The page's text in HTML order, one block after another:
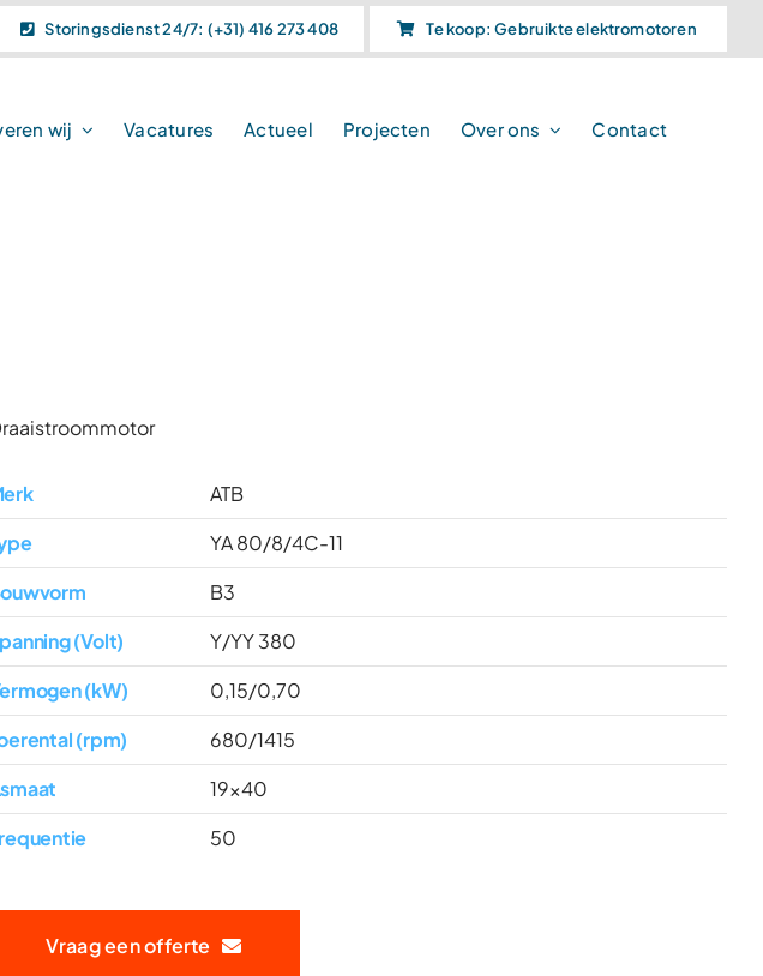
Storingsdienst 24/7: (+31) 416 273 408 Te koop: Gebruikte elektromotoren
wij Vacatures Actueel Projecten Over ons Contact
ATB
YA 80/8/4C-11
B3
(Volt)
Y/YY 380
(kW)
0,15/0,70
(rpm)
680/1415
19x40
50
Vraag een offerte